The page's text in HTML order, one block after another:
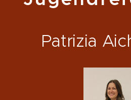
Patrizia